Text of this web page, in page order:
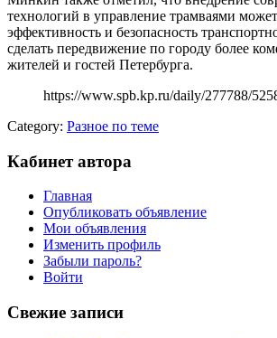
технологий в управление трамваями
эффективность и безопасность
сделать передвижение по городу более
жителей и гостей Петербурга.
https://www.spb.kp.ru/daily/277788/
Category: Разное по теме
Кабинет автора
Главная
Опубликовать объявление
Мои объявления
Изменить профиль
Забыли пароль?
Войти
Свежие записи